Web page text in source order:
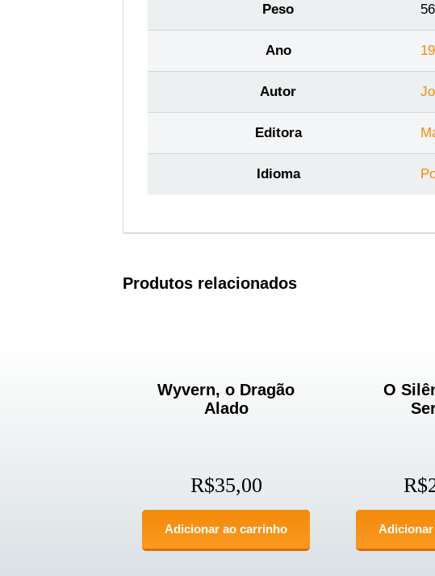
Peso
Ano
Autor
Editora
Idioma
Produtos relacionados
Wyvern, o Dragão
Alado
R$35,00
Adicionar ao carrinho
O
R$